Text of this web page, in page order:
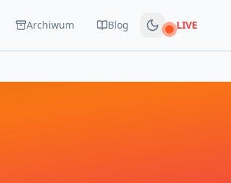
Archiwum Blog Na żywo
LIVE